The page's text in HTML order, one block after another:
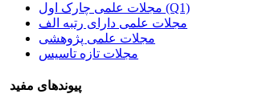
مجلات علمی چارک اول (Q1)
مجلات علمی دارای رتبه الف
مجلات علمی پژوهشی
مجلات تازه تاسیس
پیوندهای مفید